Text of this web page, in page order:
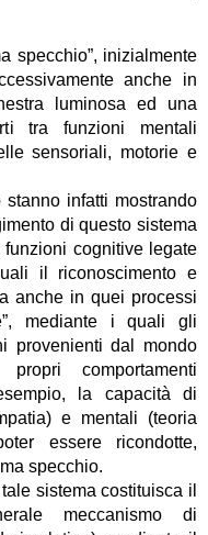
specchio”, inizialmente
anche in
luminosa ed una
tra funzioni mentali
sensoriali, motorie e
infatti mostrando
di questo sistema
cognitive legate
il riconoscimento e
anche in quei processi
mediante i quali gli
provenienti dal mondo
comportamenti
la capacità di
e mentali (teoria
essere ricondotte,
specchio.
sistema costituisca il
meccanismo di